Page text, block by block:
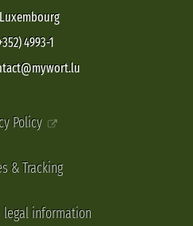
Luxembourg
4993-1
Policy
& Tracking
legal information